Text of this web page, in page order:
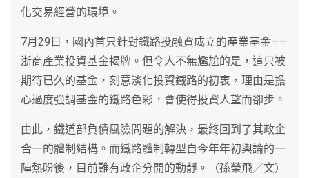
化交易經營的環境。
7月29日，國內首只針對鐵路投融資成立的產業基金——
浙商產業投資基金揭牌。但令人不無尷尬的是，這只被
期待已久的基金，刻意淡化投資鐵路的初衷，理由是擔
心過度強調基金的鐵路色彩，會使得投資人望而卻步。
由此，鐵道部負債風險問題的解決，最終回到了其政企
合一的體制結構。而鐵路體制轉型自今年年初輿論的一
陣熱盼後，目前難有政企分開的動靜。（孫榮飛／文）